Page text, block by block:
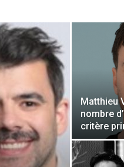
Matthieu
nombre
critère